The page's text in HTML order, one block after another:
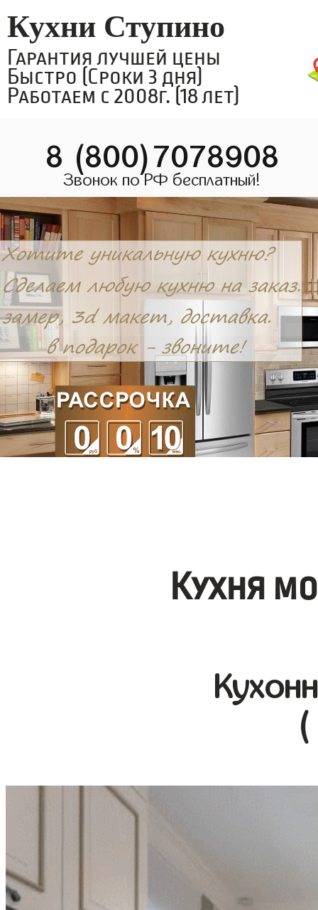
Кухни Ступино
Гарантия лучшей цены
Быстро (Сроки 3 дня)
Работаем с 2008г. (18 лет)
8 (800)7078908
Звонок по РФ бесплатный!
Кухня
(